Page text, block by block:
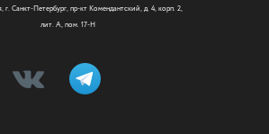
г. Санкт-Петербург, пр-кт Комендантский, д. 4, корп. 2,
лит. А, пом. 17-Н